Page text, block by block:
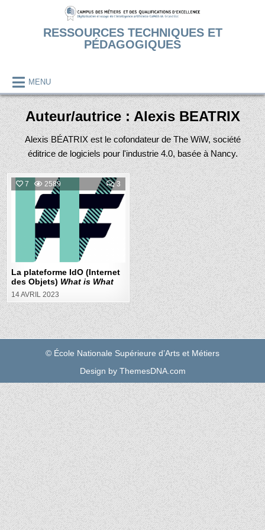
RESSOURCES TECHNIQUES ET
PÉDAGOGIQUES
MENU
Auteur/autrice :Alexis BEATRIX
Alexis BÉATRIX est le cofondateur de The WiW, société
éditrice de logiciels pour l'industrie 4.0, basée à Nancy.
7 2589 3COMMENTS
ON
LA
PLATEFORME
IDO
(INTERNET
DES
OBJETS)
WHAT
WHAT
Posted
La plateforme IdO (Internet
des Objets) What is What
14 AVRIL 2023
© École Nationale Supérieure d’Arts et Métiers
Design by ThemesDNA.com